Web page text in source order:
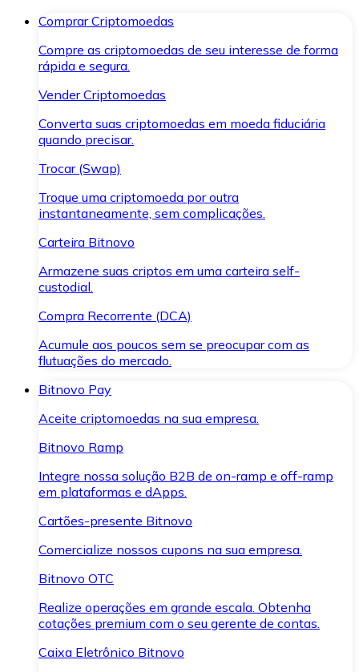
Comprar Criptomoedas
Compre as criptomoedas de seu interesse de forma
rápida e segura.
Vender Criptomoedas
Converta suas criptomoedas em moeda fiduciária
quando precisar.
Trocar (Swap)
Troque uma criptomoeda por outra
instantaneamente, sem complicações.
Carteira Bitnovo
Armazene suas criptos em uma carteira self-
custodial.
Compra Recorrente (DCA)
Acumule aos poucos sem se preocupar com as
flutuações do mercado.
Bitnovo Pay
Aceite criptomoedas na sua empresa.
Bitnovo Ramp
Integre nossa solução B2B de on-ramp e off-ramp
em plataformas e dApps.
Cartões-presente Bitnovo
Comercialize nossos cupons na sua empresa.
Bitnovo OTC
Realize operações em grande escala. Obtenha
cotações premium com o seu gerente de contas.
Caixa Eletrônico Bitnovo